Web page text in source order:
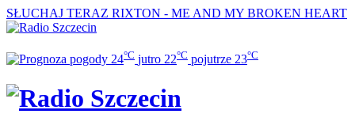
SŁUCHAJ TERAZ RIXTON - ME AND MY BROKEN HEART
24°C jutro 22°C pojutrze 23°C